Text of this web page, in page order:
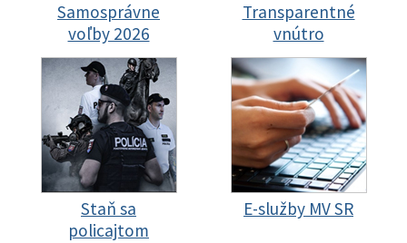
Samosprávne
voľby 2026
Transparentné
vnútro
Staň sa
policajtom
E-služby MV SR